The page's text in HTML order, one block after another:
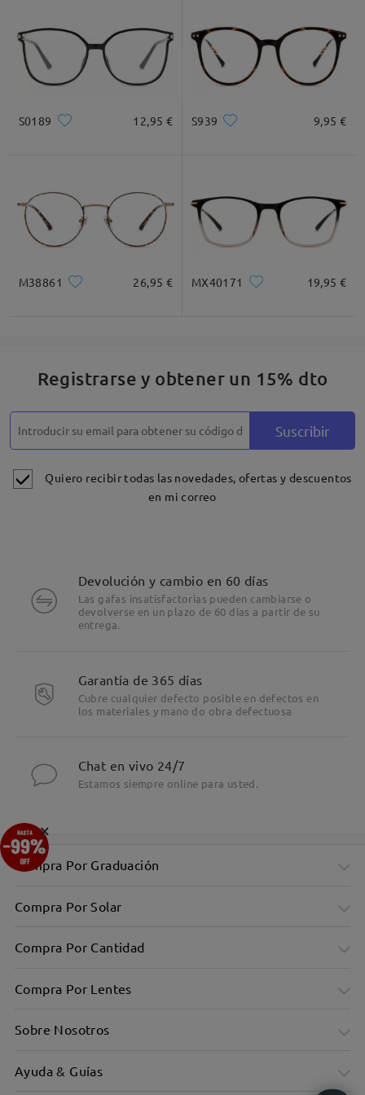
Leer todos los
comentarios
Deje su comentario
S0189 12,95 € S939 9,95 €
M38861 26,95 € MX40171 19,95 €
Registrarse y obtener un 15% dto
Suscribir
Quiero recibir todas las novedades, ofertas y descuentos
en mi correo
Devolución y cambio en 60 días
Las gafas insatisfactorias pueden cambiarse o
devolverse en un plazo de 60 días a partir de su
entrega.
Garantía de 365 días
Cubre cualquier defecto posible en defectos en
los materiales y mano do obra defectuosa
Chat en vivo 24/7
Estamos siempre online para usted.
Compra Por Graduación
Compra Por Solar
Compra Por Cantidad
Compra Por Lentes
Sobre Nosotros
Ayuda & Guías
×